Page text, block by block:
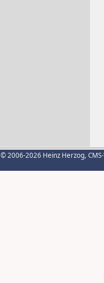
© 2006-2026 Heinz Herzog,